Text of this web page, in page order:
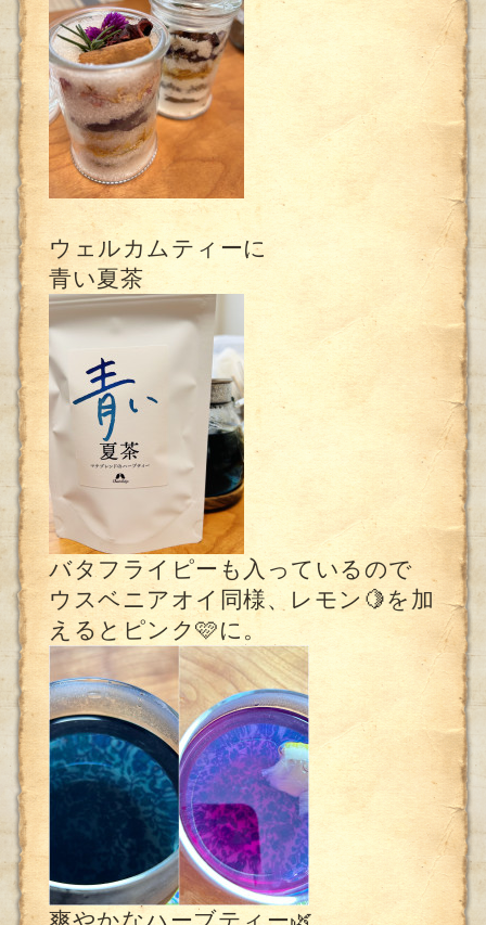
ウェルカムティーに
青い夏茶
バタフライピーも入っているので
ウスベニアオイ同様、レモン🍋を加
えるとピンク🩷に。